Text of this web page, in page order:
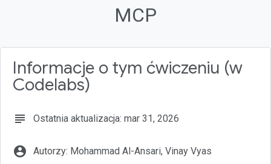
MCP
Informacje o tym ćwiczeniu (w
Codelabs)
subject Ostatnia aktualizacja: mar 31, 2026
account_circle Autorzy: Mohammad Al-Ansari, Vinay Vyas